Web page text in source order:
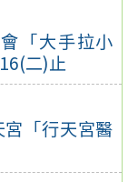
「大手拉小
二)止
宮「行天宮醫